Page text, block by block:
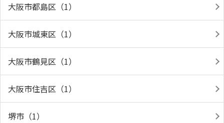
大阪市都島区（1）
大阪市城東区（1）
大阪市鶴見区（1）
大阪市住吉区（1）
堺市（1）